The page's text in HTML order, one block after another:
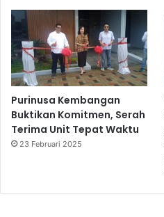
Purinusa Kembangan
Buktikan Komitmen, Serah
Terima Unit Tepat Waktu
23 Februari 2025